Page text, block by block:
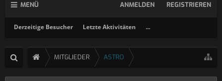
MENÜ
Derzeitige Besucher Letzte Aktivitäten ...
ANMELDEN REGISTRIEREN
MITGLIEDER ASTRO